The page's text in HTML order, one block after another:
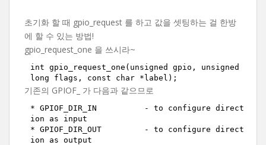
초기화 할 때 gpio_request 를 하고 값을 셋팅하는 걸 한방
에 할 수 있는 방법!
gpio_request_one 을 쓰시라~
int gpio_request_one(unsigned gpio, unsigned
long flags, const char *label);
기존의 GPIOF_ 가 다음과 같으므로
* GPIOF_DIR_IN		- to configure direct
ion as input
* GPIOF_DIR_OUT		- to configure direct
ion as output